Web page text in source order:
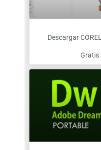
Descargar
Gratis